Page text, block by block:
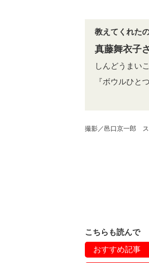
教えてくれた
真藤舞衣子
しんどうまい
『ボウルひと
撮影／邑口京一郎 ス
こちらも読んで
おすすめ記事